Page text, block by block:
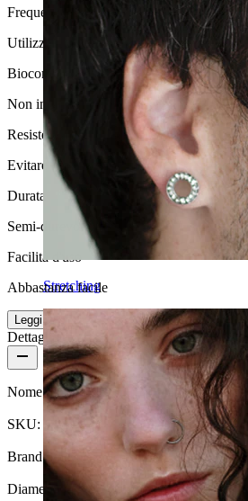
Stretching
Frequenza di utilizzo
Utilizzo moderato
Biocompatibilità
Non indicato per pelli sensibili
Resistenza all'acqua
Evitare l''acqua
Durata
Semi-durevole
Facilità d'uso
Abbastanza facile
Leggi di più
Dettagli del prodotto
Nome:Piercing al petto con pietra a forma di
SKU: Nipple-25
Brand:Bodymod Moments
Diametro del filo: 1.6 mm